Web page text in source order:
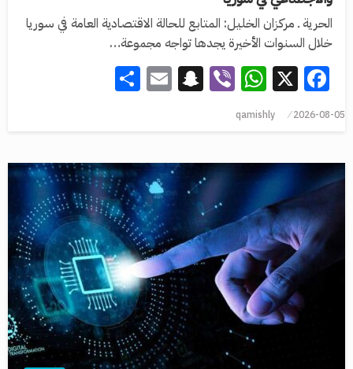
الحرية ـ مركزان الخليل: المتابع للحالة الاقتصادية العامة في سوريا
خلال السنوات الأخيرة يجدها تواجه مجموعة…
Facebook
X
WhatsApp
Viber
Snapchat
Email
2026-08-05
qamishly